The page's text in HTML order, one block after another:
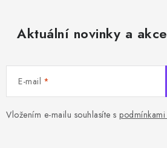
u
Aktuální novinky a
E-mail
Vložením e-mailu souhlasíte s